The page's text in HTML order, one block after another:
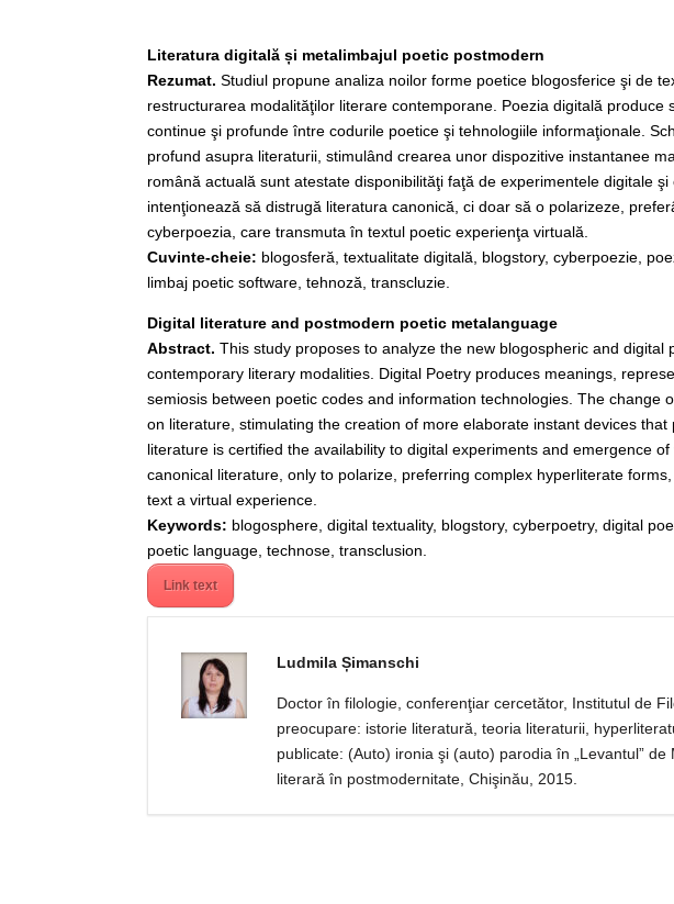
Literatura digitală și metalimbajul poetic postmodern
Rezumat. Studiul propune analiza noilor forme poetice blogosferice şi de
restructurarea modalităţilor literare contemporane. Poezia digitală
continue şi profunde între codurile poetice şi tehnologiile informaţionale.
profund asupra literaturii, stimulând crearea unor dispozitive instantanee
română actuală sunt atestate disponibilităţi faţă de experimentele digitale
intenţionează să distrugă literatura canonică, ci doar să o polarizeze,
cyberpoezia, care transmuta în textul poetic experienţa virtuală.
Cuvinte-cheie: blogosferă, textualitate digitală, blogstory, cyberpoezie,
limbaj poetic software, tehnoză, transcluzie.
Digital literature and postmodern poetic metalanguage
Abstract. This study proposes to analyze the new blogospheric and
contemporary literary modalities. Digital Poetry produces meanings,
semiosis between poetic codes and information technologies. The change
on literature, stimulating the creation of more elaborate instant devices
literature is certified the availability to digital experiments and emergence
canonical literature, only to polarize, preferring complex hyperliterate
text a virtual experience.
Keywords: blogosphere, digital textuality, blogstory, cyberpoetry, digital
poetic language, technose, transclusion.
Link text
Ludmila Șimanschi
Doctor în filologie, conferenţiar cercetător, Institutul de
preocupare: istorie literatură, teoria literaturii,
publicate: (Auto) ironia şi (auto) parodia în „Levantul”
literară în postmodernitate, Chişinău, 2015.